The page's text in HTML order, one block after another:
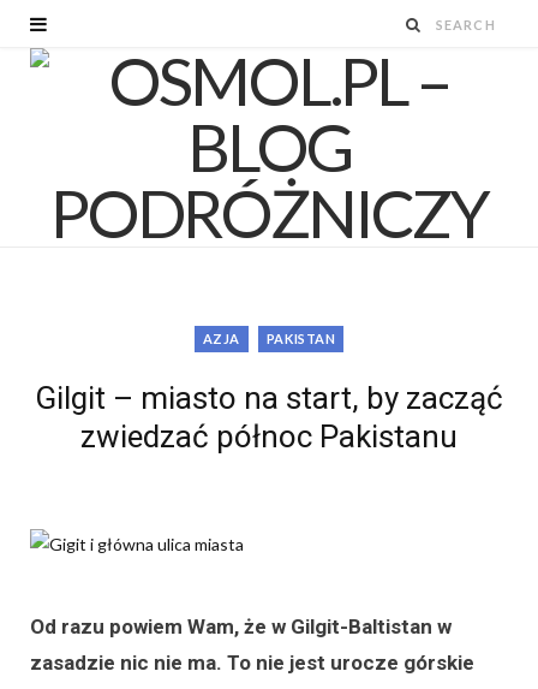
AZJA PAKISTAN
Gilgit – miasto na start, by zacząć
zwiedzać północ Pakistanu
Od razu powiem Wam, że w Gilgit-Baltistan w
zasadzie nic nie ma. To nie jest urocze górskie